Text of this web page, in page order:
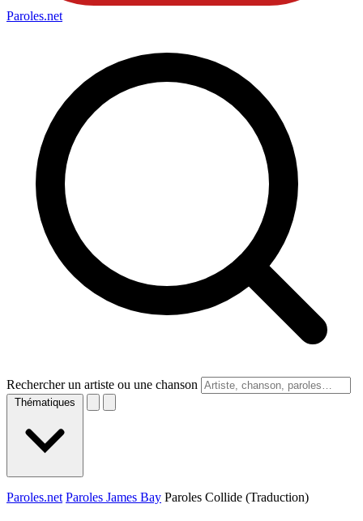
Paroles.net
Rechercher un artiste ou une chanson
Thématiques
Paroles.net Paroles James Bay Paroles Collide (Traduction)